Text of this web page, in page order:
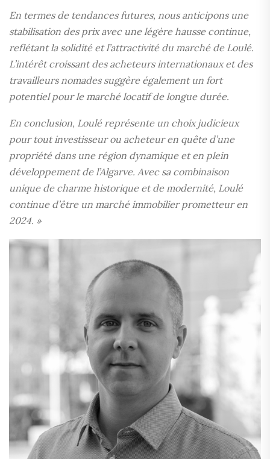
En termes de tendances futures, nous anticipons une
stabilisation des prix avec une légère hausse continue,
reflétant la solidité et l’attractivité du marché de Loulé.
L’intérêt croissant des acheteurs internationaux et des
travailleurs nomades suggère également un fort
potentiel pour le marché locatif de longue durée.
En conclusion, Loulé représente un choix judicieux
pour tout investisseur ou acheteur en quête d’une
propriété dans une région dynamique et en plein
développement de l’Algarve. Avec sa combinaison
unique de charme historique et de modernité, Loulé
continue d’être un marché immobilier prometteur en
2024. »